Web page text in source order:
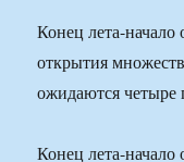
Конец лета-
открытия
ожидаются четыре
Конец лета-